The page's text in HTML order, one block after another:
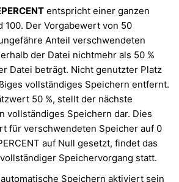
entspricht einer ganzen
100. Der Vorgabewert von 50
Anteil verschwendeten
der Datei nichtmehr als 50 %
Datei beträgt. Nicht genutzter Platz
vollständiges Speichern entfernt.
50 %, stellt der nächste
vollständiges Speichern dar. Dies
für verschwendeten Speicher auf 0
auf Null gesetzt, findet das
Speichervorgang statt.
Speichern aktiviert sein